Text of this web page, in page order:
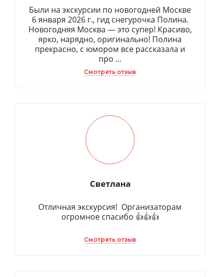
Были на экскурсии по новогодней Москве
6 января 2026 г., гид снегурочка Полина.
Новогодняя Москва — это супер! Красиво,
ярко, нарядно, оригинально! Полина
прекрасно, с юмором все рассказала и
про ...
Смотреть отзыв
Светлана
Отличная экскурсия! Организаторам
огромное спасибо 👍👍👍
Смотреть отзыв